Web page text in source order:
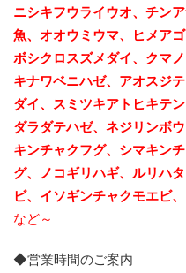
ニシキフウライウオ、チン
魚、 オオウミウマ、ヒメア
ボシクロスズメダイ、クマ
キナワベニハゼ、アオスジテ
ダイ、スミツキアトヒキテ
ダラダテハゼ、ネジリンボ
キンチャクフグ、シマキン
グ、ノコギリハギ、ルリハ
ビ、 イソギンチャクモエビ
など～
◆営業時間のご案内